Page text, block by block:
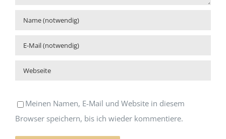
Meinen Namen, E-Mail und Website in diesem
Browser speichern, bis ich wieder kommentiere.